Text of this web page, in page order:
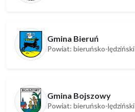
Gmina Bieruń
Powiat: bieruńsko-lędziński
Gmina Bojszowy
Powiat: bieruńsko-lędziński